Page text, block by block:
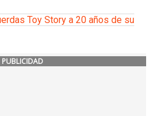
Toy Story a 20 años de su
PUBLICIDAD